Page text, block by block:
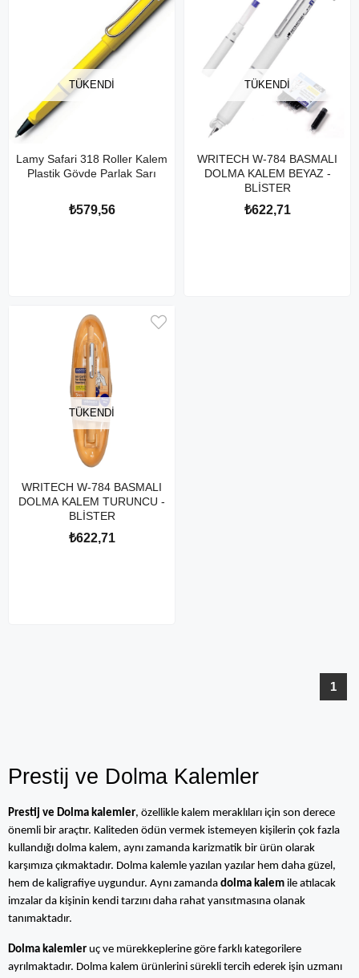
TÜKENDI
Lamy Safari 318 Roller Kalem
Plastik Gövde Parlak Sarı
₺579,56
TÜKENDI
WRITECH W-784 BASMALI
DOLMA KALEM BEYAZ -
BLİSTER
₺622,71
TÜKENDI
WRITECH W-784 BASMALI
DOLMA KALEM TURUNCU -
BLİSTER
₺622,71
1
Prestij ve Dolma Kalemler
Prestij ve Dolma kalemler, özellikle kalem meraklıları için son derece
önemli bir araçtır. Kaliteden ödün vermek istemeyen kişilerin çok fazla
kullandığı dolma kalem, aynı zamanda karizmatik bir ürün olarak
karşımıza çıkmaktadır. Dolma kalemle yazılan yazılar hem daha güzel,
hem de kaligrafiye uygundur. Aynı zamanda dolma kalem ile atılacak
imzalar da kişinin kendi tarzını daha rahat yansıtmasına olanak
tanımaktadır.
Dolma kalemler uç ve mürekkeplerine göre farklı kategorilere
ayrılmaktadır. Dolma kalem ürünlerini sürekli tercih ederek işin uzmanı